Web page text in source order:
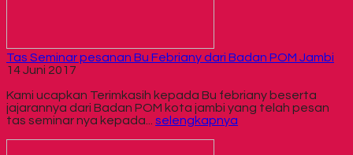
Tas Seminar pesanan Bu Febriany dari Badan POM Jambi
14 Juni 2017
Kami ucapkan Terimkasih kepada Bu febriany beserta
jajarannya dari Badan POM kota jambi yang telah pesan
tas seminar nya kepada... selengkapnya